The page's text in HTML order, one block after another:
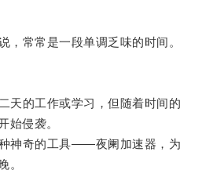
常常是一段单调乏味的时间。
的工作或学习，但随着时间的
始侵袭。
奇的工具——夜阑加速器，为
。